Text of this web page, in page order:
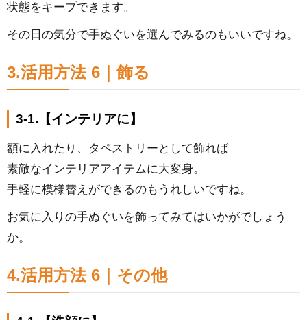
状態をキープできます。
その日の気分で手ぬぐいを選んでみるのもいいですね。
3.活用方法 6｜飾る
3-1.【インテリアに】
額に入れたり、タペストリーとして飾れば
素敵なインテリアアイテムに大変身。
手軽に模様替えができるのもうれしいですね。
お気に入りの手ぬぐいを飾ってみてはいかがでしょう
か。
4.活用方法 6｜その他